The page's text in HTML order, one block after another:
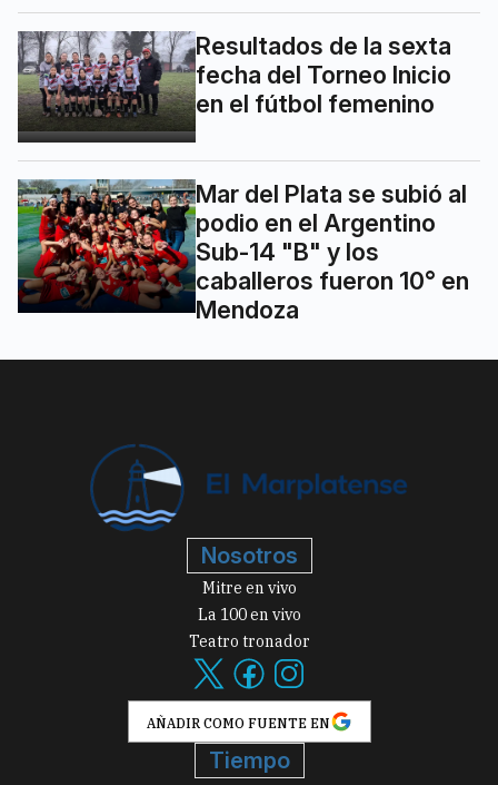
Resultados de la sexta
fecha del Torneo Inicio
en el fútbol femenino
Mar del Plata se subió al
podio en el Argentino
Sub-14 "B" y los
caballeros fueron 10° en
Mendoza
Nosotros
Mitre en vivo
La 100 en vivo
Teatro tronador
AÑADIR COMO FUENTE EN
Tiempo